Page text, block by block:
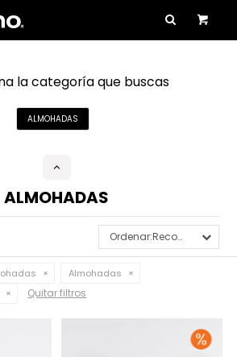
la categoría que buscas
ALMOHADAS
ALMOHADAS
Recomendados
Almohadas
Quitar filtros